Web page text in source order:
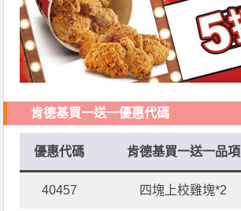
肯德基買一送一優惠代碼
優惠代碼 肯德基買一送一品項
40457 四塊上校雞塊*2